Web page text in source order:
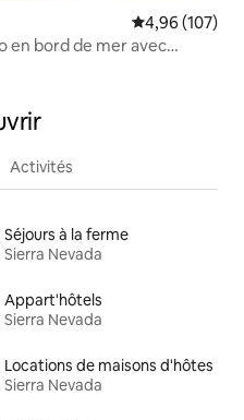
Évaluation
4,96 (107)
en bord de mer avec
Activités
Séjours à la ferme
Sierra Nevada
Appart'hôtels
Sierra Nevada
Locations de maisons d'hôtes
Sierra Nevada